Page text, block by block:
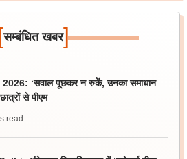
सम्बंधित खबर]
‘सवाल पूछकर न रुकें, उनका समाधान
से पीएम
read